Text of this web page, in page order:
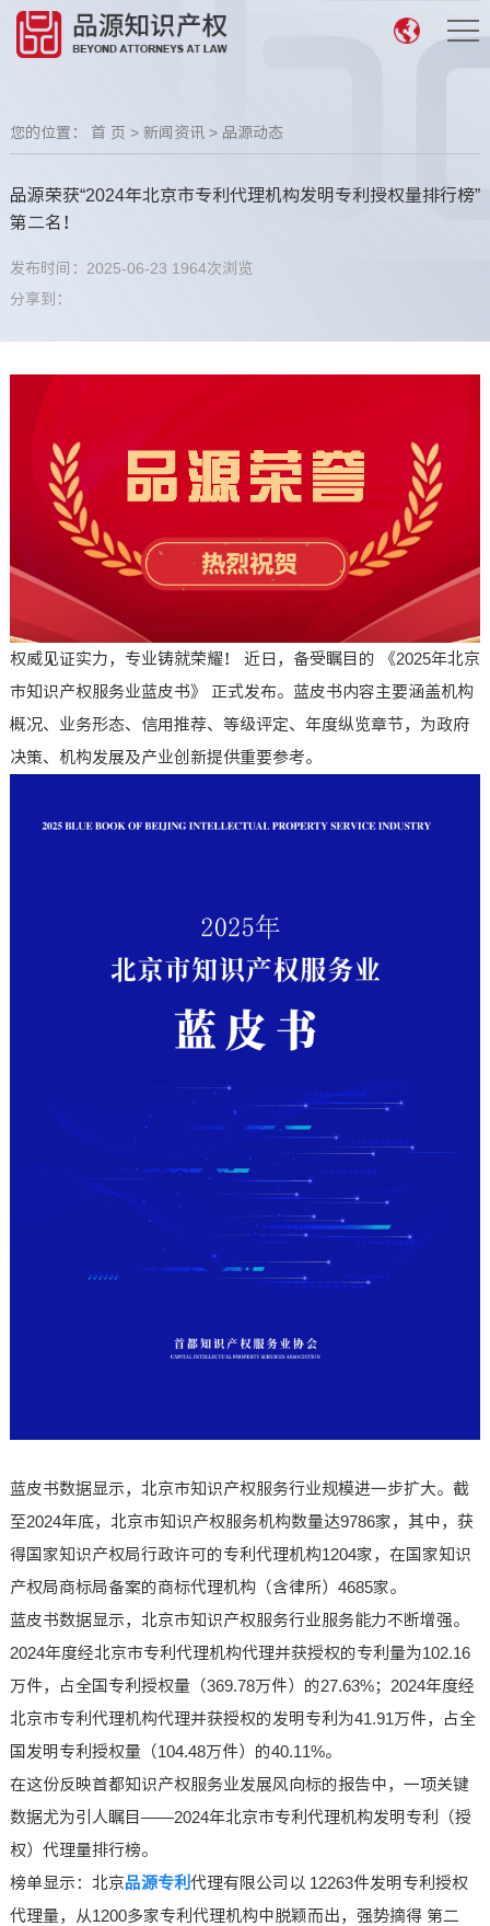
您的位置： 首 页 > 新闻资讯> 品源动态
品源荣获“2024年北京市专利代理机构发明专利授权量排行榜”
第二名！
发布时间：2025-06-23 1964次浏览
分享到：
权威见证实力，专业铸就荣耀！ 近日，备受瞩目的 《2025年北京
市知识产权服务业蓝皮书》 正式发布。蓝皮书内容主要涵盖机构
概况、业务形态、信用推荐、等级评定、年度纵览章节，为政府
决策、机构发展及产业创新提供重要参考。
蓝皮书数据显示，北京市知识产权服务行业规模进一步扩大。截
至2024年底，北京市知识产权服务机构数量达9786家，其中，获
得国家知识产权局行政许可的专利代理机构1204家，在国家知识
产权局商标局备案的商标代理机构（含律所）4685家。
蓝皮书数据显示，北京市知识产权服务行业服务能力不断增强。
2024年度经北京市专利代理机构代理并获授权的专利量为102.16
万件，占全国专利授权量（369.78万件）的27.63%；2024年度经
北京市专利代理机构代理并获授权的发明专利为41.91万件，占全
国发明专利授权量（104.48万件）的40.11%。
在这份反映首都知识产权服务业发展风向标的报告中，一项关键
数据尤为引人瞩目——2024年北京市专利代理机构发明专利（授
权）代理量排行榜。
榜单显示：北京品源专利 代理有限公司以 12263件发明专利授权
代理量，从1200多家专利代理机构中脱颖而出，强势摘得 第二